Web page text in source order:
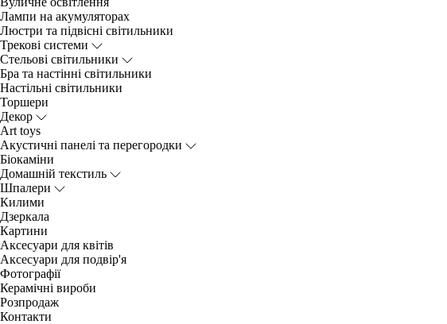
Лампи на акумуляторах
Люстри та підвісні світильники
Трекові системи
Cтельові світильники
Бра та настінні світильники
Настільні світильники
Торшери
Декор
Art toys
Акустичні панелі та перегородки
Біокаміни
Домашній текстиль
Шпалери
Килими
Дзеркала
Картини
Аксесуари для квітів
Аксесуари для подвір'я
Фотографії
Керамічні вироби
Розпродаж
Контакти